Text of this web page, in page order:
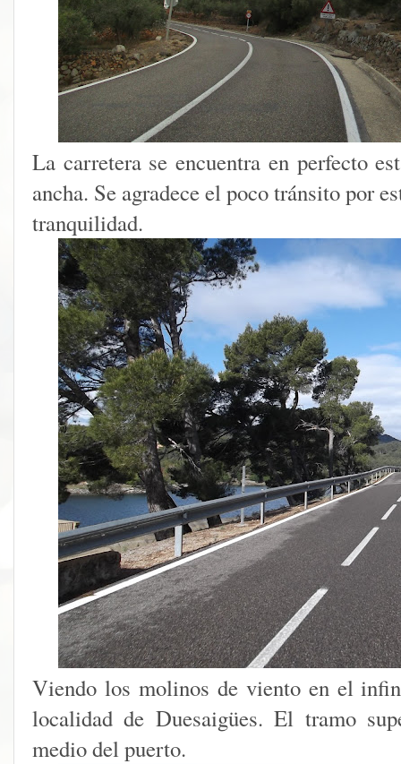
La carretera se encuentra en perfecto
ancha. Se agradece el poco tránsito por
tranquilidad.
Viendo los molinos de viento en el
localidad de Duesaigües. El tramo
medio del puerto.